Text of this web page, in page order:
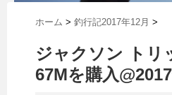
ホーム > 釣行記2017年12月 >
ジャクソン トリ
67Mを購入